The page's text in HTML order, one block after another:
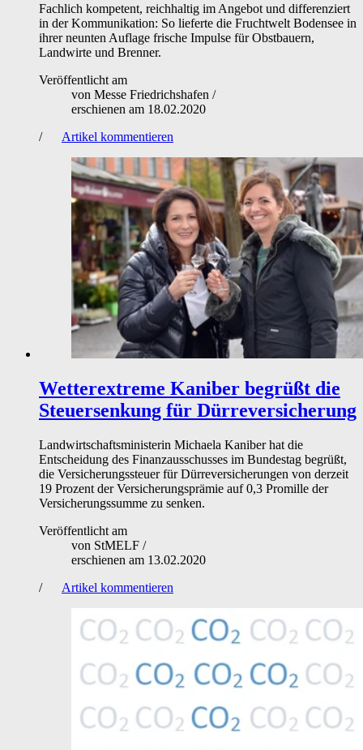
Fachlich kompetent, reichhaltig im Angebot und differenziert
in der Kommunikation: So lieferte die Fruchtwelt Bodensee in
ihrer neunten Auflage frische Impulse für Obstbauern,
Landwirte und Brenner.
Veröffentlicht am
von Messe Friedrichshafen /
erschienen am 18.02.2020
/
Artikel kommentieren
Wetterextreme Kaniber begrüßt die
Steuersenkung für Dürreversicherung
Landwirtschaftsministerin Michaela Kaniber hat die
Entscheidung des Finanzausschusses im Bundestag begrüßt,
die Versicherungssteuer für Dürreversicherungen von derzeit
19 Prozent der Versicherungsprämie auf 0,3 Promille der
Versicherungssumme zu senken.
Veröffentlicht am
von StMELF /
erschienen am 13.02.2020
/
Artikel kommentieren